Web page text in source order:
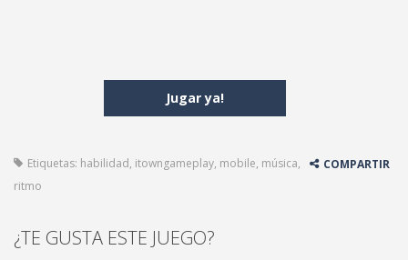
Jugar ya!
Etiquetas: habilidad, itowngameplay, mobile, música,
ritmo
COMPARTIR
¿TE GUSTA ESTE JUEGO?